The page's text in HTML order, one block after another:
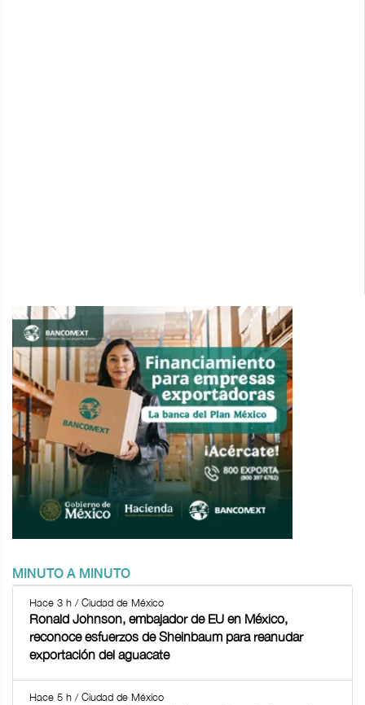
MINUTO A MINUTO
Hace 3 h / Ciudad de México
Ronald Johnson, embajador de EU en México,
reconoce esfuerzos de Sheinbaum para reanudar
exportación del aguacate
Hace 5 h / Ciudad de México